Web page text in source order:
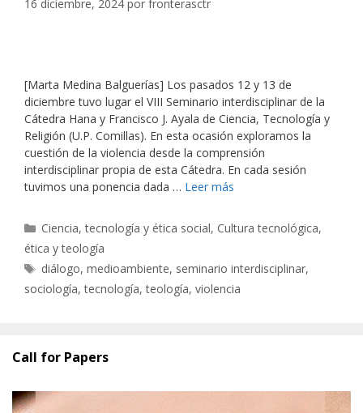
16 diciembre, 2024 por fronterasctr
[Marta Medina Balguerías] Los pasados 12 y 13 de
diciembre tuvo lugar el VIII Seminario interdisciplinar de la
Cátedra Hana y Francisco J. Ayala de Ciencia, Tecnología y
Religión (U.P. Comillas). En esta ocasión exploramos la
cuestión de la violencia desde la comprensión
interdisciplinar propia de esta Cátedra. En cada sesión
tuvimos una ponencia dada … Leer más
Categorías
Ciencia, tecnología y ética social, Cultura tecnológica,
ética y teología
Etiquetas
diálogo,medioambiente, seminario interdisciplinar,
sociología,tecnología,teología, violencia
Call for Papers